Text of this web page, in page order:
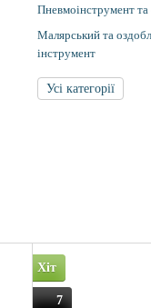
Пневмоінструмент
Малярський та
інструмент
Усі категорії
Хіт
7